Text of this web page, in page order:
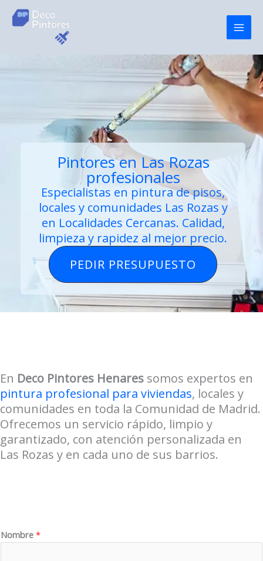
Pintores en Las Rozas
profesionales
Especialistas en pintura de pisos,
locales y comunidades Las Rozas y
en Localidades Cercanas. Calidad,
limpieza y rapidez al mejor precio.
PEDIR PRESUPUESTO
En Deco Pintores Henares somos expertos en
pintura profesional para viviendas, locales y
comunidades en toda la Comunidad de Madrid.
Ofrecemos un servicio rápido, limpio y
garantizado, con atención personalizada en
Las Rozas y en cada uno de sus barrios.
*
*
Nombre *